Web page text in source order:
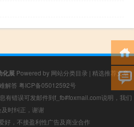
化展Powered by 网站分类目录 | 精选推荐文章|
解答 粤ICP备05012592号
有错误可发邮件到f_fb#foxmail.com说明，我们
及时纠正，谢谢
好，不接盈利性广告及商业合作